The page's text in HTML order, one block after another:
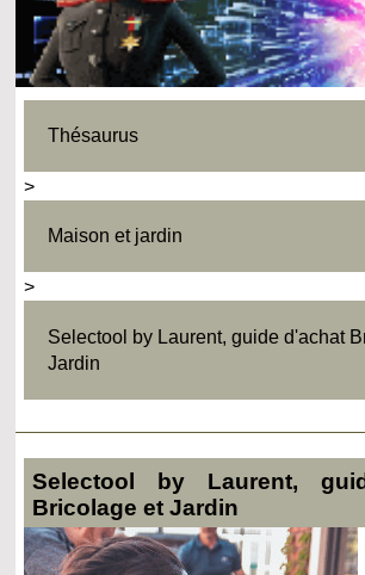
Thésaurus
>
Maison et jardin
>
Selectool by Laurent, guide d'achat
Jardin
Selectool by Laurent,
Bricolage et Jardin